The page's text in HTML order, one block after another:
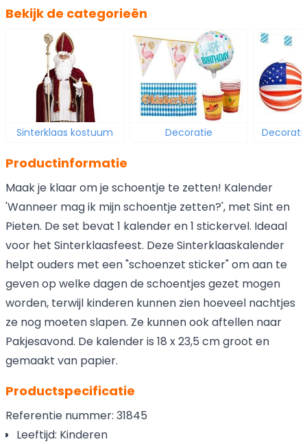
Bekijk de categorieën
Sinterklaas kostuum Decoratie
Productinformatie
Maak je klaar om je schoentje te zetten! Kalender
'Wanneer mag ik mijn schoentje zetten?', met Sint en
Pieten. De set bevat 1 kalender en 1 stickervel. Ideaal
voor het Sinterklaasfeest. Deze Sinterklaaskalender
helpt ouders met een "schoenzet sticker" om aan te
geven op welke dagen de schoentjes gezet mogen
worden, terwijl kinderen kunnen zien hoeveel nachtjes
ze nog moeten slapen. Ze kunnen ook aftellen naar
Pakjesavond. De kalender is 18 x 23,5 cm groot en
gemaakt van papier.
Productspecificatie
Referentie nummer: 31845
Leeftijd: Kinderen